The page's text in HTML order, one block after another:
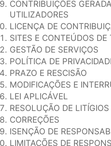
CONTRIBUIÇÕES
UTILIZADORES
LICENÇA DE
SITES E CONTEÚDOS DE
GESTÃO DE SERVIÇOS
POLÍTICA DE
PRAZO E RESCISÃO
MODIFICAÇÕES E
LEI APLICÁVEL
RESOLUÇÃO DE LITÍGIOS
CORREÇÕES
ISENÇÃO DE
LIMITAÇÕES DE